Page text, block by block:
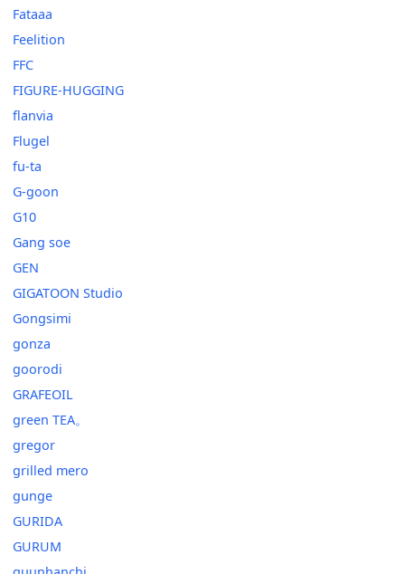
Fataaa
Feelition
FFC
FIGURE-HUGGING
flanvia
Flugel
fu-ta
G-goon
G10
Gang soe
GEN
GIGATOON Studio
Gongsimi
gonza
goorodi
GRAFEOIL
green TEA。
gregor
grilled mero
gunge
GURIDA
GURUM